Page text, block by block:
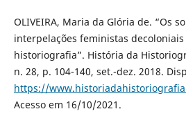
OLIVEIRA, Maria da Glória de. “Os
interpelações feministas
historiografia”. História da
n. 28, p. 104-140, set.-dez. 2018.
https://
Acesso em 16/10/2021.